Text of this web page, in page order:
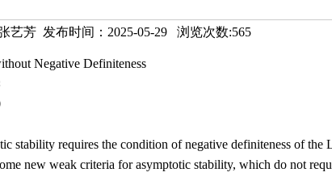
艺芳 发布时间：2025-05-29 浏览次数:565
Negative Definiteness
stability requires the condition of negative definiteness of the
new weak criteria for asymptotic stability, which do not